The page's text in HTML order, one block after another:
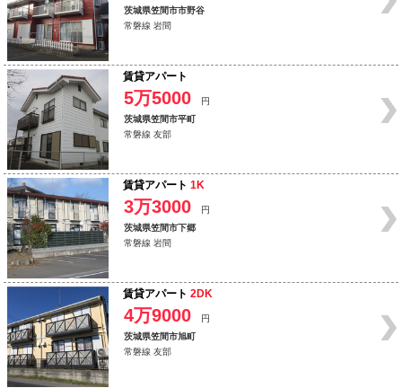
茨城県笠間市市野谷
常磐線 岩間
賃貸アパート
5万5000
円
茨城県笠間市平町
常磐線 友部
賃貸アパート 1K
3万3000
円
茨城県笠間市下郷
常磐線 岩間
賃貸アパート 2DK
4万9000
円
茨城県笠間市旭町
常磐線 友部